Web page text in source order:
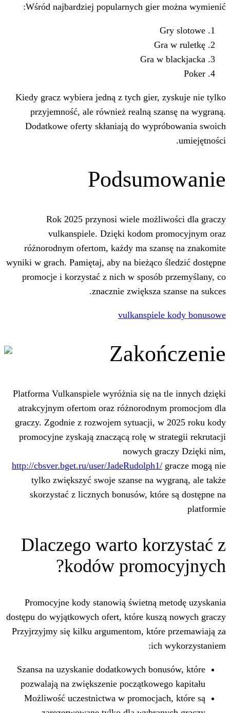
Wśród najbardziej popularnych gier
Gra
Kiedy gracz wybiera jedną z tych gier,
przyjemność, ale również realną
Dodatkowe oferty skłaniają do
Rok 2025 przynosi wiele
vulkanspiele. Dzięki kodom
różnorodnym ofertom, każdy ma
wyniki w grach. Pamiętaj, aby na bieżąco
promocje i korzystać z nich w
znacznie zwiększa
Platforma Vulkanspiele wyróżnia się
atrakcyjnym ofertom oraz
graczy. Zgodnie z rozwojem sytuacji,
promocyjne zyskają znaczącą rolę w
nowych
http://cbsver.bget.ru/user/JadeRudolph1/
tylko zwiększyć swoje szanse na
skorzystać z licznych bonusów,
Dlaczego warto
kodów
Promocyjne kody stanowią świetną
dostępu do wyjątkowych ofert, które
Przyjrzyjmy się kilku argumentom,
ich
Szansa na uzyskanie dodatkowych
pozwalają na zwiększenie
Możliwość uczestnictwa w